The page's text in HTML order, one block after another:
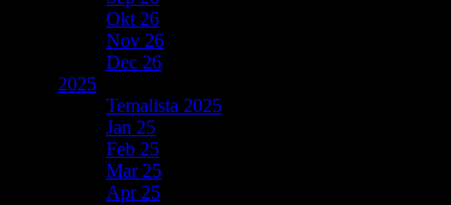
Okt 26
Nov 26
Dec 26
2025
Temalista 2025
Jan 25
Feb 25
Mar 25
Apr 25